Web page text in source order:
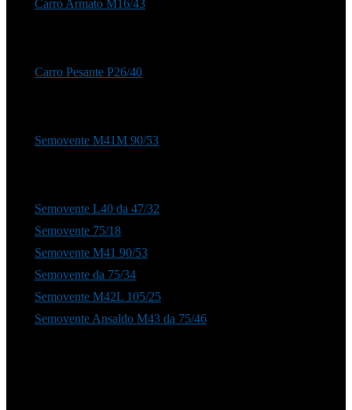
Carro Armato M16/43
Carro Pesante P26/40
Semovente M41M 90/53
Semovente L40 da 47/32
Semovente 75/18
Semovente M41 90/53
Semovente da 75/34
Semovente M42L 105/25
Semovente Ansaldo M43 da 75/46